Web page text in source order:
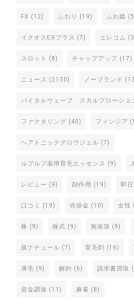
FX (12) ふわり (19) ふわ姫
イクオスEXプラス (7) エレコム
スロット (8) チャップアップ (17)
ニュース (2130) ノーブランド
バイタルウェーブ スカルプローショ
ファクタリング (40) フィンジア
ヘアトニックグロウジェル (7)
ルプルプ薬用育毛エッセンス (9)
レビュー (9) 副作用 (19) 即
口コミ (19) 売掛金 (10) 女性
株 (9) 株式 (9) 無添加 (9)
肌ナチュール (7) 育毛剤 (16)
薄毛 (9) 解約 (6) 請求書買取
資金調達 (11) 麻雀 (8)